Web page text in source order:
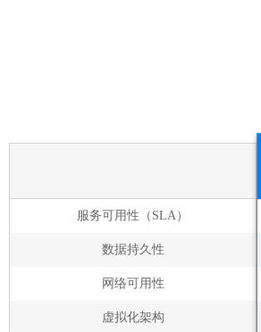
服务可用性（SLA）
数据持久性
网络可用性
虚拟化架构